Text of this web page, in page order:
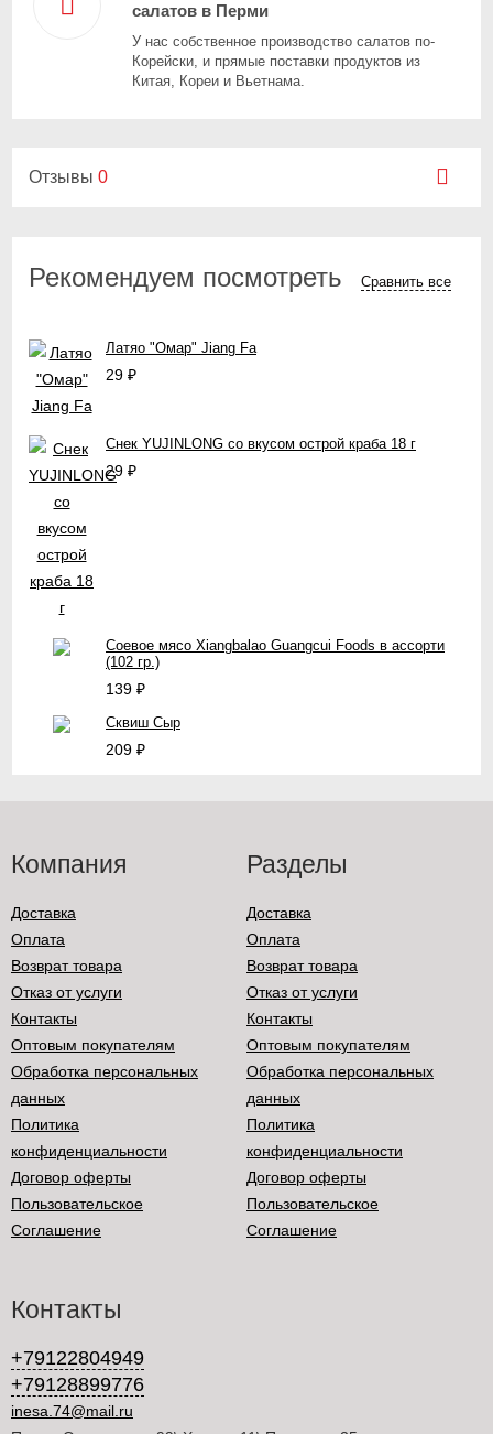
салатов в Перми
У нас собственное производство салатов по-
Корейски, и прямые поставки продуктов из
Китая, Кореи и Вьетнама.
Отзывы 0
Рекомендуем посмотреть Сравнить все
Латяо "Омар" Jiang Fa
29 ₽
Снек YUJINLONG со вкусом острой краба 18 г
29 ₽
Соевое мясо Xiangbalao Guangcui Foods в ассорти
(102 гр.)
139 ₽
Сквиш Сыр
209 ₽
Компания
Доставка
Оплата
Возврат товара
Отказ от услуги
Контакты
Оптовым покупателям
Обработка персональных
данных
Политика
конфиденциальности
Договор оферты
Пользовательское
Соглашение
Разделы
Доставка
Оплата
Возврат товара
Отказ от услуги
Контакты
Оптовым покупателям
Обработка персональных
данных
Политика
конфиденциальности
Договор оферты
Пользовательское
Соглашение
Контакты
+79122804949
+79128899776
inesa.74@mail.ru